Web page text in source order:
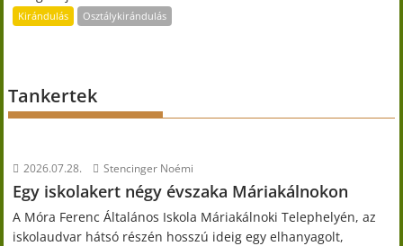
Kirándulás Osztálykirándulás
Tankertek
2026.07.28. Stencinger Noémi
Egy iskolakert négy évszaka Máriakálnokon
A Móra Ferenc Általános Iskola Máriakálnoki Telephelyén, az
iskolaudvar hátsó részén hosszú ideig egy elhanyagolt,